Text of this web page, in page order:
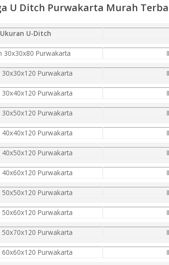
U Ditch Purwakarta Murah
Ukuran U-Ditch
30x30x80 Purwakarta
30x30x120 Purwakarta
30x40x120 Purwakarta
30x50x120 Purwakarta
40x40x120 Purwakarta
40x50x120 Purwakarta
40x60x120 Purwakarta
50x50x120 Purwakarta
50x60x120 Purwakarta
50x70x120 Purwakarta
60x60x120 Purwakarta